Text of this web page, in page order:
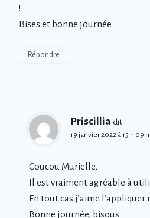
!
Bises et bonne journée
Répondre
Priscillia dit :
19 janvier 2022 à 15 h 09
Coucou Murielle,
Il est vraiment agréable à
En tout cas j’aime l’appliquer
Bonne journée, bisous